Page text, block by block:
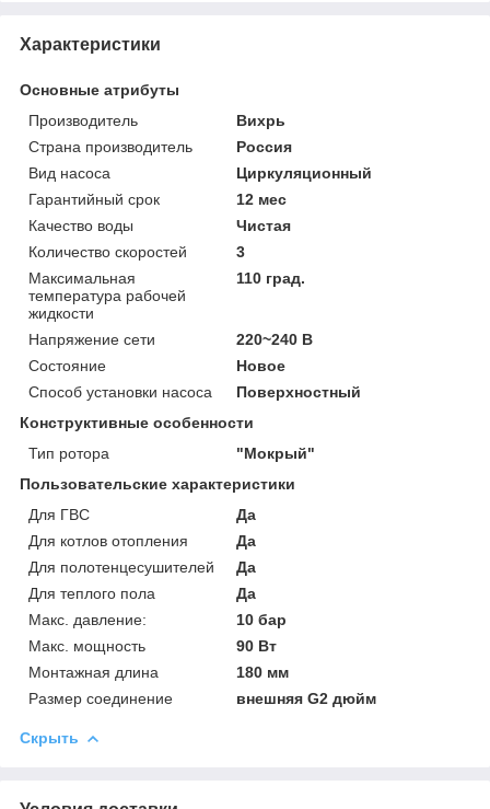
Характеристики
Основные атрибуты
Производитель
Вихрь
Страна производитель
Россия
Вид насоса
Циркуляционный
Гарантийный срок
12 мес
Качество воды
Чистая
Количество скоростей
3
Максимальная
температура рабочей
жидкости
110 град.
Напряжение сети
220~240 В
Состояние
Новое
Способ установки насоса
Поверхностный
Конструктивные особенности
Тип ротора
"Мокрый"
Пользовательские характеристики
Для ГВС
Да
Для котлов отопления
Да
Для полотенцесушителей
Да
Для теплого пола
Да
Макс. давление:
10 бар
Макс. мощность
90 Вт
Монтажная длина
180 мм
Размер соединение
внешняя G2 дюйм
Скрыть